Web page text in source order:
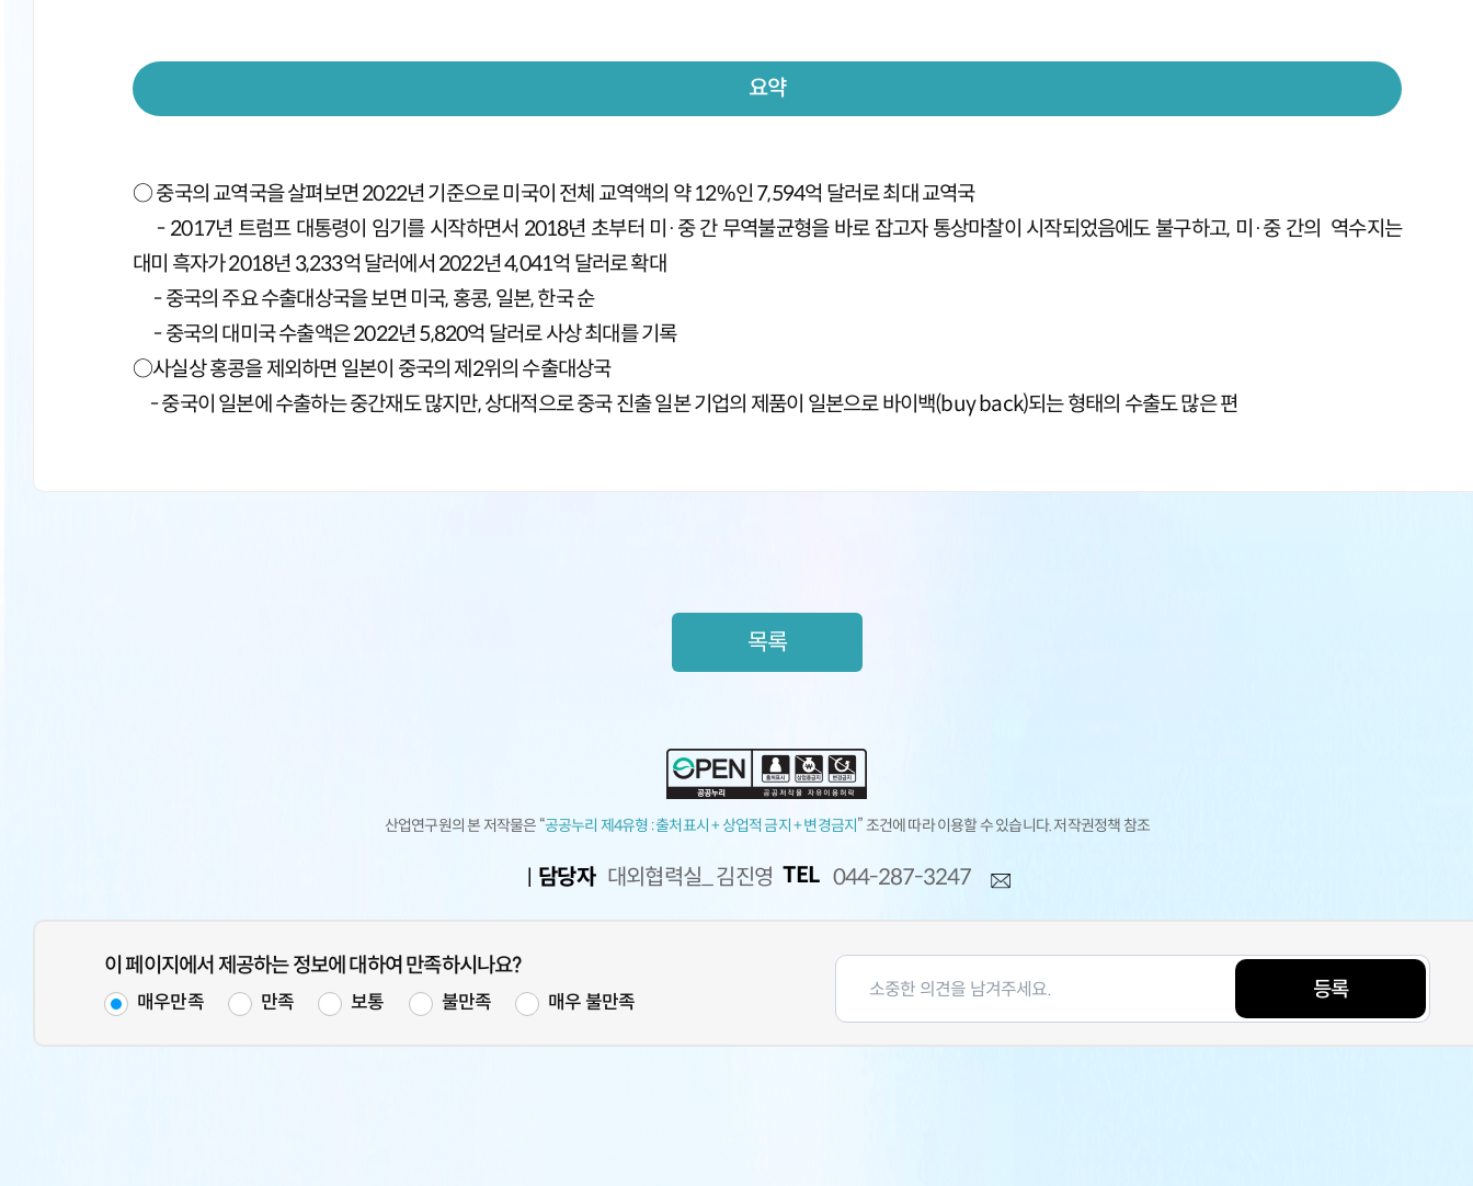
요약
○ 중국의 교역국을 살펴보면 2022년 기준으로 미국이 전체 교역액의 약 12%인 7,594억 달러로 최대 교역국
- 2017년 트럼프 대통령이 임기를 시작하면서 2018년 초부터 미·중 간 무역불균형을 바로 잡고자 통상마찰이 시작되었음에도 불구하고, 미·중 간의 역수지는
대미 흑자가 2018년 3,233억 달러에서 2022년 4,041억 달러로 확대
- 중국의 주요 수출대상국을 보면 미국, 홍콩, 일본, 한국 순
- 중국의 대미국 수출액은 2022년 5,820억 달러로 사상 최대를 기록
○사실상 홍콩을 제외하면 일본이 중국의 제2위의 수출대상국
- 중국이 일본에 수출하는 중간재도 많지만, 상대적으로 중국 진출 일본 기업의 제품이 일본으로 바이백(buy back)되는 형태의 수출도 많은 편
목록
산업연구원의 본 저작물은 “공공누리 제4유형 :출처표시 + 상업적 금지 + 변경금지” 조건에 따라 이용할 수 있습니다. 저작권정책 참조
담당자 대외협력실_ 김진영 TEL 044-287-3247
이 페이지에서 제공하는 정보에 대하여 만족하시나요?
매우만족 만족 보통 불만족 매우 불만족
등록